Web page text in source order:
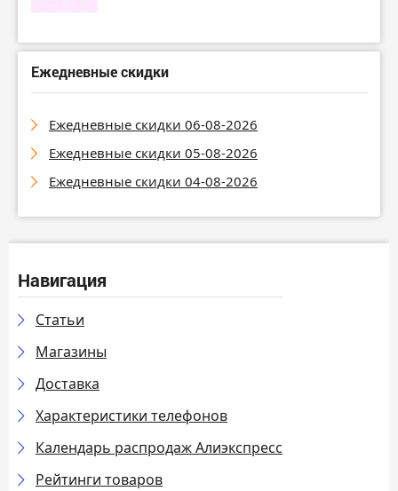
Ежедневные скидки
Ежедневные скидки 06-08-2026
Ежедневные скидки 05-08-2026
Ежедневные скидки 04-08-2026
Навигация
Статьи
Магазины
Доставка
Характеристики телефонов
Календарь распродаж Алиэкспресс
Рейтинги товаров